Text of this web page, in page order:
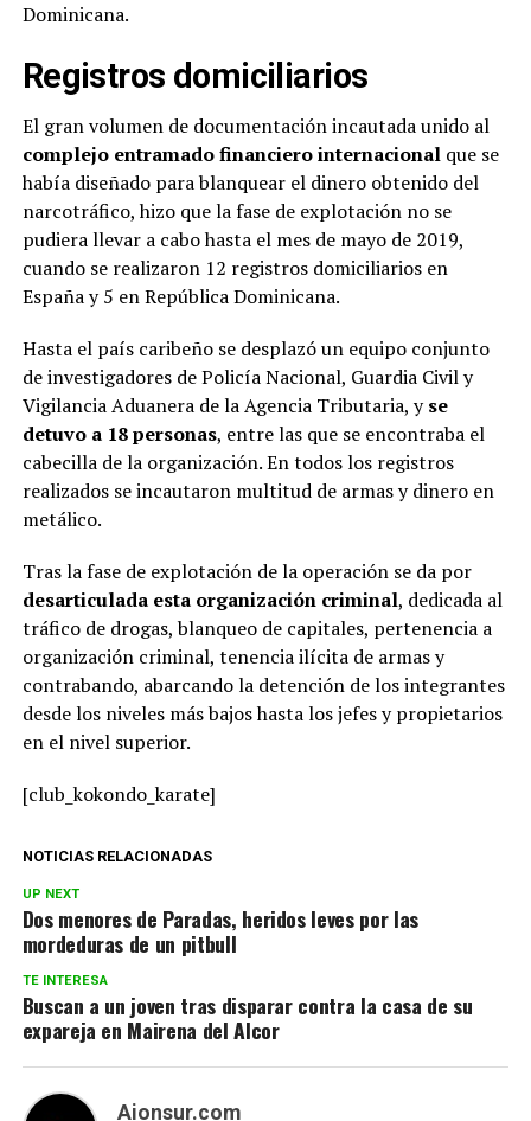
Dominicana.
Registros domiciliarios
El gran volumen de documentación incautada unido al
complejo entramado financiero internacionalque se
había diseñado para blanquear el dinero obtenido del
narcotráfico, hizo que la fase de explotación no se
pudiera llevar a cabo hasta el mes de mayo de 2019,
cuando se realizaron 12 registros domiciliarios en
España y 5 en República Dominicana.
Hasta el país caribeño se desplazó un equipo conjunto
de investigadores de Policía Nacional, Guardia Civil y
Vigilancia Aduanera de la Agencia Tributaria, yse
detuvo a 18 personas, entre las que se encontraba el
cabecilla de la organización. En todos los registros
realizados se incautaron multitud de armas y dinero en
metálico.
Tras la fase de explotación de la operación se da por
desarticulada esta organización criminal, dedicada al
tráfico de drogas, blanqueo de capitales, pertenencia a
organización criminal, tenencia ilícita de armas y
contrabando, abarcando la detención de los integrantes
desde los niveles más bajos hasta los jefes y propietarios
en el nivel superior.
[club_kokondo_karate]
NOTICIAS RELACIONADAS
UP NEXT
Dos menores de Paradas, heridos leves por las
mordeduras de un pitbull
TE INTERESA
Buscan a un joven tras disparar contra la casa de su
expareja en Mairena del Alcor
Aionsur.com